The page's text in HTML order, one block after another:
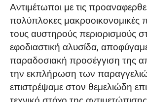
Αντιμέτωποι με τις
πολύπλοκες μακροοικονομικές
τους αυστηρούς περιορισμούς
εφοδιαστική αλυσίδα,
παραδοσιακή προσέγγιση της
την εκπλήρωση των
επιστρέψαμε στον θεμελιώδη